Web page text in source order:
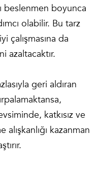
beslenmen boyunca
olabilir. Bu tarz
çalışmasına da
azaltacaktır.
geri aldıran
katkısız ve
kazanman